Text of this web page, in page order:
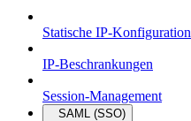
Statische IP-Konfiguration
IP-Beschrankungen
Session-Management
SAML (SSO)